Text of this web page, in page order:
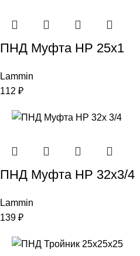
ПНД Муфта НР 25х1
Lammin
112 ₽
ПНД Муфта НР 32х3/4
Lammin
139 ₽